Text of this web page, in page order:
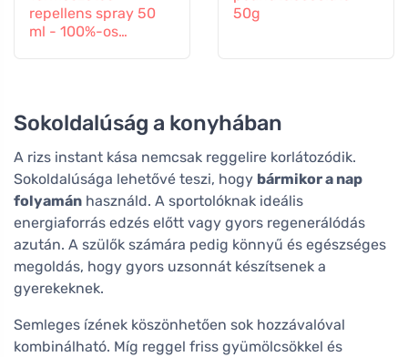
repellens spray 50
ml - 100%-os
50g
Sokoldalúság a konyhában
A rizs instant kása nemcsak reggelire korlátozódik.
Sokoldalúsága lehetővé teszi, hogy bármikor a nap
folyamán használd. A sportolóknak ideális
energiaforrás edzés előtt vagy gyors regenerálódás
azután. A szülők számára pedig könnyű és egészséges
megoldás, hogy gyors uzsonnát készítsenek a
gyerekeknek.
Semleges ízének köszönhetően sok hozzávalóval
kombinálható. Míg reggel friss gyümölcsökkel és